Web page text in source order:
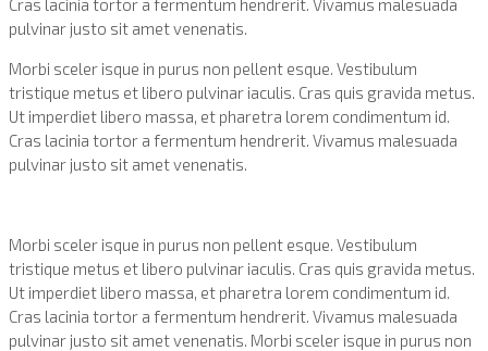
pulvinar justo sit amet venenatis.
Morbi sceler isque in purus non pellent esque. Vestibulum
tristique metus et libero pulvinar iaculis. Cras quis gravida metus.
Ut imperdiet libero massa, et pharetra lorem condimentum id.
Cras lacinia tortor a fermentum hendrerit. Vivamus malesuada
pulvinar justo sit amet venenatis.
Morbi sceler isque in purus non pellent esque. Vestibulum
tristique metus et libero pulvinar iaculis. Cras quis gravida metus.
Ut imperdiet libero massa, et pharetra lorem condimentum id.
Cras lacinia tortor a fermentum hendrerit. Vivamus malesuada
pulvinar justo sit amet venenatis. Morbi sceler isque in purus non